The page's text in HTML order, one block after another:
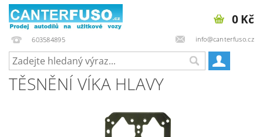
603584895 info@canterfuso.cz
0 Kč
TĚSNĚNÍ VÍKA HLAVY